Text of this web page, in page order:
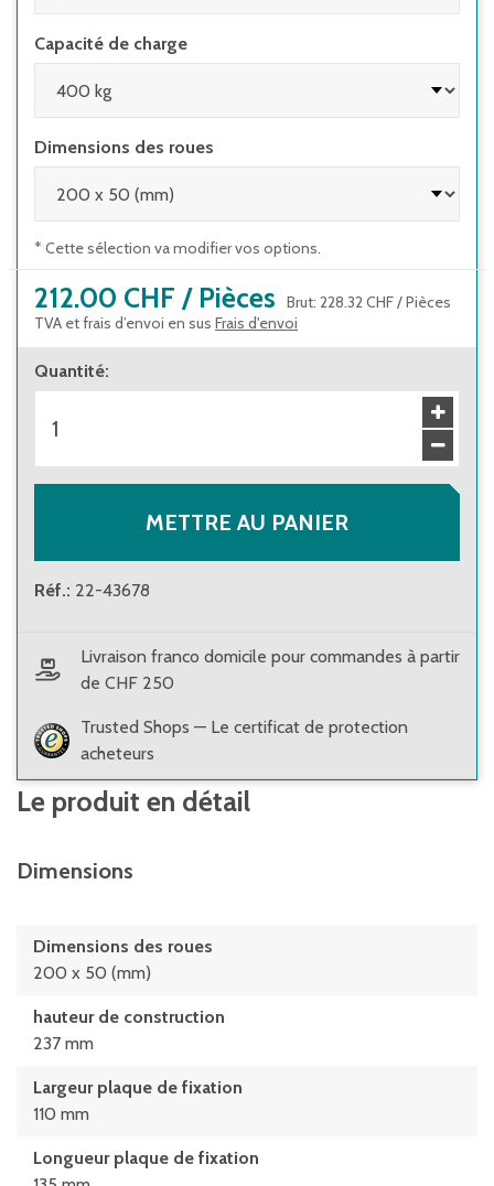
Capacité de charge
Dimensions des roues
* Cette sélection va modifier vos options.
212.00 CHF / Pièces Brut: 228.32 CHF/Pièces
TVA et frais d’envoi en sus Frais d'envoi
Quantité:
METTRE AU PANIER
Réf.: 22-43678
Livraison franco domicile pour commandes à partir
de CHF 250
Trusted Shops — Le certificat de protection
acheteurs
Le produit en détail
Dimensions
Dimensions des roues
200 x 50 (mm)
hauteur de construction
237 mm
Largeur plaque de fixation
110 mm
Longueur plaque de fixation